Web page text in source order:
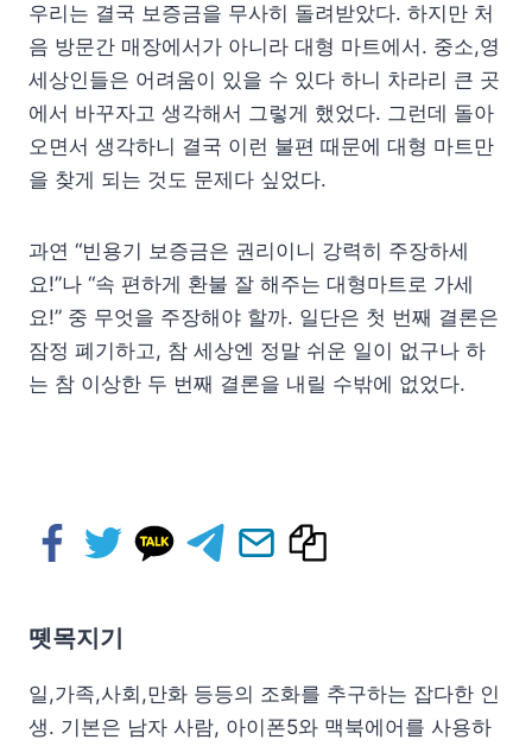
우리는 결국 보증금을 무사히 돌려받았다. 하지만 처
음 방문간 매장에서가 아니라 대형 마트에서. 중소,영
세상인들은 어려움이 있을 수 있다 하니 차라리 큰 곳
에서 바꾸자고 생각해서 그렇게 했었다. 그런데 돌아
오면서 생각하니 결국 이런 불편 때문에 대형 마트만
을 찾게 되는 것도 문제다 싶었다.
과연 “빈용기 보증금은 권리이니 강력히 주장하세
요!”나 “속 편하게 환불 잘 해주는 대형마트로 가세
요!” 중 무엇을 주장해야 할까. 일단은 첫 번째 결론은
잠정 폐기하고, 참 세상엔 정말 쉬운 일이 없구나 하
는 참 이상한 두 번째 결론을 내릴 수밖에 없었다.
뗏목지기
일,가족,사회,만화 등등의 조화를 추구하는 잡다한 인
생. 기본은 남자 사람, 아이폰5와 맥북에어를 사용하